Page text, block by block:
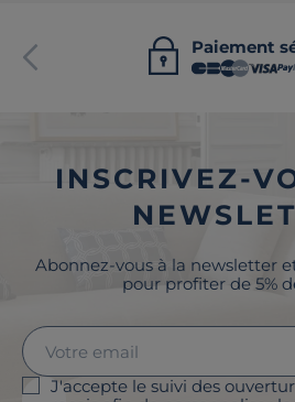
Paiement
INSCRIVEZ-
Abonnez-vous à la newsletter
pour profiter de 5%
J'accepte le suivi des